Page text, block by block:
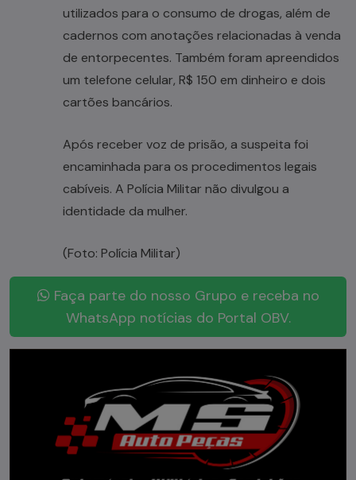
utilizados para o consumo de drogas, além de
cadernos com anotações relacionadas à venda
de entorpecentes. Também foram apreendidos
um telefone celular, R$ 150 em dinheiro e dois
cartões bancários.
Após receber voz de prisão, a suspeita foi
encaminhada para os procedimentos legais
cabíveis. A Polícia Militar não divulgou a
identidade da mulher.
(Foto: Polícia Militar)
Faça parte do nosso Grupo e receba no
WhatsApp notícias do Portal OBV.